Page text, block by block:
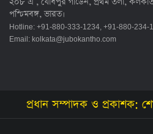
পশ্চিমবঙ্গ, ভারত।
Hotline: +91-880-333-1234, +91-880-234-
Email: kolkata@jubokantho.com
প্রধান সম্পাদক ও প্রকাশক: